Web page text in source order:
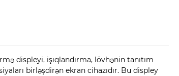
displeyi, işıqlandırma, lövhənin tanıtım
birləşdirən ekran cihazıdır. Bu displey